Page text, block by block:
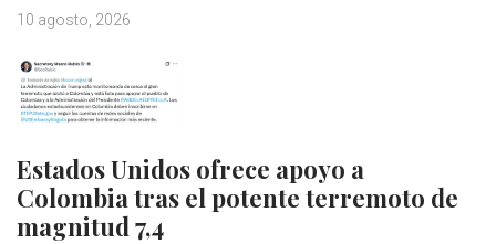
10 agosto, 2026
Estados Unidos ofrece apoyo a
Colombia tras el potente terremoto de
magnitud 7,4